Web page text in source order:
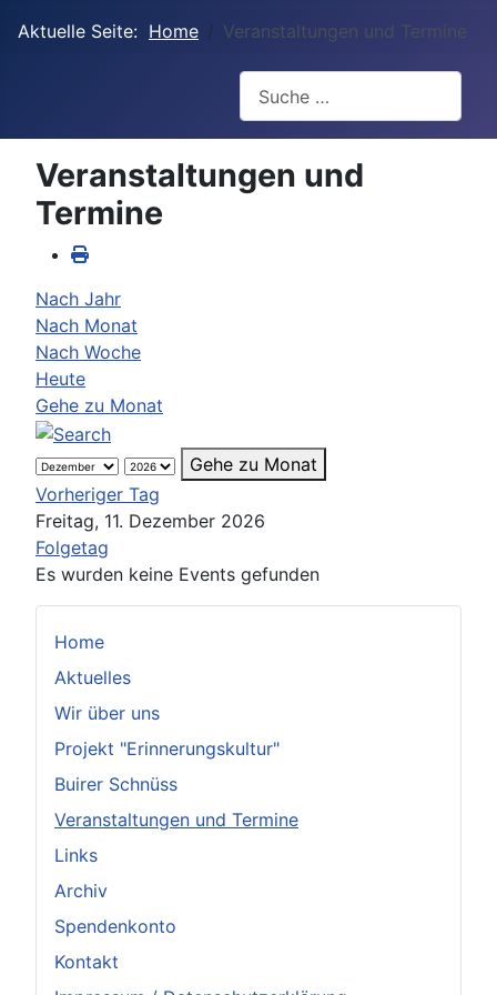
Aktuelle Seite: Home Veranstaltungen und Termine
Home
Aktuelles
Wir über uns
Projekt "Erinnerungskultur"
Buirer Schnüss
Veranstaltungen und Termine
Links
Archiv
Spendenkonto
Kontakt
Veranstaltungen und
Termine
Nach Jahr
Nach Monat
Nach Woche
Heute
Gehe zu Monat
Gehe zu Monat
Vorheriger Tag
Freitag, 11. Dezember 2026
Folgetag
Es wurden keine Events gefunden